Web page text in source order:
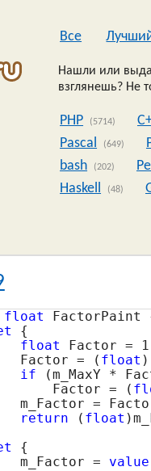
Все
Нашли или
взглянешь? Не
PHP (5714)
Pascal
(649)
bash (202)
Haskell (48)
float
FactorPaint
{
float
Factor = 1
Factor = (
float
if (m_MaxY *
Factor = (
m_Factor =
return ( float
{
m_Factor =
value